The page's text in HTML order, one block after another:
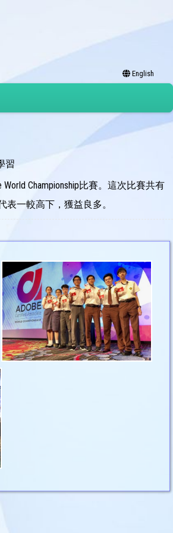
English
習
Championship比賽。這次比賽共有
一較高下，獲益良多。